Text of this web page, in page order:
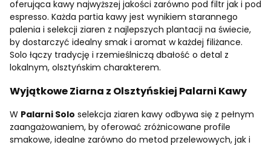
oferująca kawy najwyższej jakości zarówno pod filtr jak i pod
espresso. Każda partia kawy jest wynikiem starannego
palenia i selekcji ziaren z najlepszych plantacji na świecie,
by dostarczyć idealny smak i aromat w każdej filiżance.
Solo łączy tradycję i rzemieślniczą dbałość o detal z
lokalnym, olsztyńskim charakterem.
Wyjątkowe Ziarna z Olsztyńskiej Palarni Kawy
W Palarni Solo selekcja ziaren kawy odbywa się z pełnym
zaangażowaniem, by oferować zróżnicowane profile
smakowe, idealne zarówno do metod przelewowych, jak i